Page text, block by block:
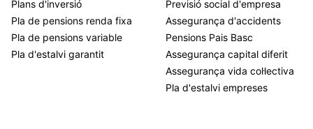
Plans d'inversió
Pla de pensions renda fixa
Pla de pensions variable
Pla d'estalvi garantit
Previsió social d'empresa
Assegurança d'accidents
Pensions Pais Basc
Assegurança capital diferit
Assegurança vida col·lectiva
Pla d'estalvi empreses